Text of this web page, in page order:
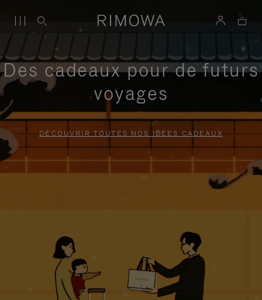
Des cadeaux pour de futurs
voyages
DÉCOUVRIR TOUTES NOS IDÉES CADEAUX